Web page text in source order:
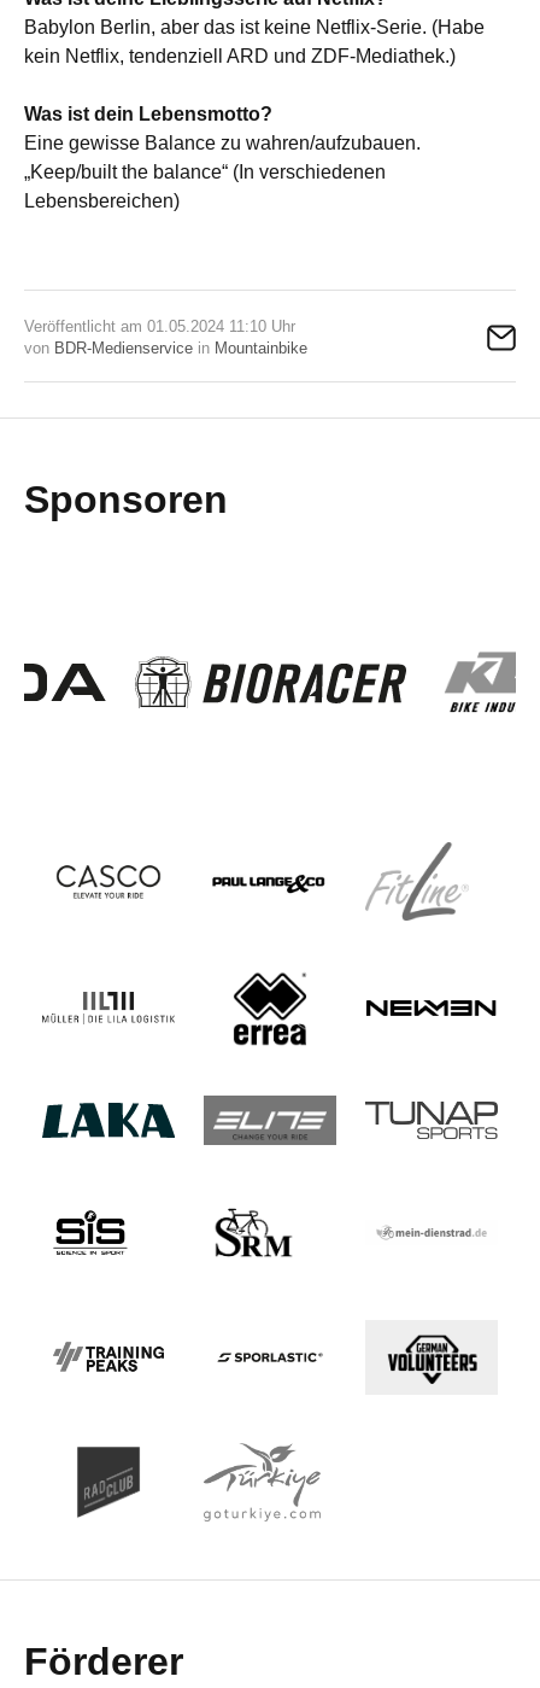
Babylon Berlin, aber das ist keine Netflix-Serie. (Habe
kein Netflix, tendenziell ARD und ZDF-Mediathek.)
Was ist dein Lebensmotto?
Eine gewisse Balance zu wahren/aufzubauen.
„Keep/built the balance“ (In verschiedenen
Lebensbereichen)
Veröffentlicht am 01.05.2024 11:10 Uhr
von BDR-Medienservice in Mountainbike
Sponsoren
Förderer